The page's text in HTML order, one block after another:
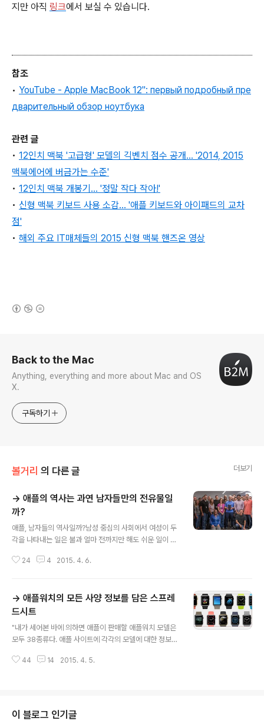
지만 아직 링크에서 보실 수 있습니다.
참조
• YouTube - Apple MacBook 12": первый подробный пре
дварительный обзор ноутбука
관련 글
• 12인치 맥북 '고급형' 모델의 긱벤치 점수 공개... '2014, 2015
맥북에어에 버금가는 수준'
• 12인치 맥북 개봉기... '정말 작다 작아!'
• 신형 맥북 키보드 사용 소감... '애플 키보드와 아이패드의 교차
점'
• 해외 주요 IT매체들의 2015 신형 맥북 핸즈온 영상
Back to the Mac
Anything, everything and more about Mac and OS
X.
구독하기
볼거리 의 다른 글 더보기
→ 애플의 역사는 과연 남자들만의 전유물일
까?
애플, 남자들의 역사일까?남성 중심의 사회에서 여성이 두
각을 나타내는 일은 불과 얼마 전까지만 해도 쉬운 일이 아
점차 높아지고 있고, 실제로 이미 많은 분야에서 두각을 나
니다. 또 아직 기술과학분야만큼은 남성의 전유물이라는
인식이 강한데, 머지않아 그런 편견도 깨질 것 같다는 생각
이 듭니다.세계 여성의 날을 맞아 애플 역사에 큰 획을 그은
여성을 재조명한 글이 프랑스 매체 '맥제너레이션(MacG
eneration)'에 올라왔습니다. 몰랐던 내용도 많고 글의 주
제도 흥미로운데요. 위민복이 우리말로 깔끔하게 번역해
24 4 2015. 4. 6.
→ 애플워치의 모든 사양 정보를 담은 스프레
드시트
"내가 세어본 바에 의하면 애플이 판매할 애플워치 모델은
모두 38종류다. 애플 사이트에 각각의 모델에 대한 정보를
인할 수 있다. 그런데 이 두 가지 자료로 애플워치의 세부
ths애플워치 섹션에만 들어가면 머리가 지끈지끈 아팠던
분들에게 무척 유용한 자료가 될 것 같습니다. 저도 애플워
44 14 2015. 4. 5.
이 블로그 인기글